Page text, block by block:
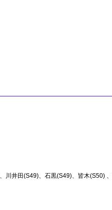
川井田(S49) 石黒(S49) 皆木(S50)